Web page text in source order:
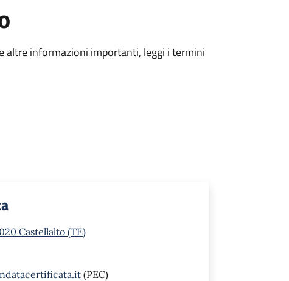
altre informazioni importanti, leggi i termini
Castellalto (TE)
(PEC)